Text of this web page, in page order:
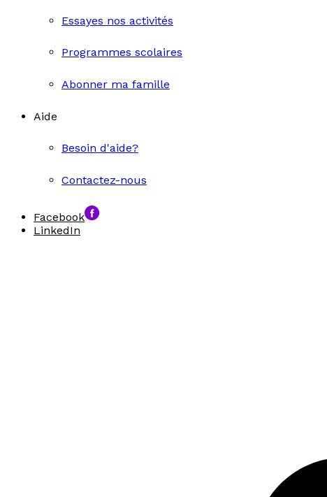
Essayes nos activités
Programmes scolaires
Abonner ma famille
Aide
Besoin d'aide?
Contactez-nous
Facebook
LinkedIn